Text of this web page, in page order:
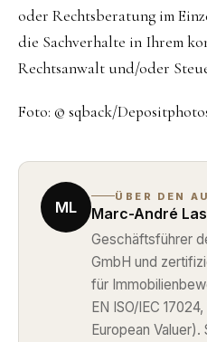
oder Rechtsberatung im
die Sachverhalte in Ihrem
Rechtsanwalt und/oder
Foto: © sqback/
ML
ÜBER DEN
Marc-André
Geschäftsführer
GmbH und
für
EN ISO/IEC
European